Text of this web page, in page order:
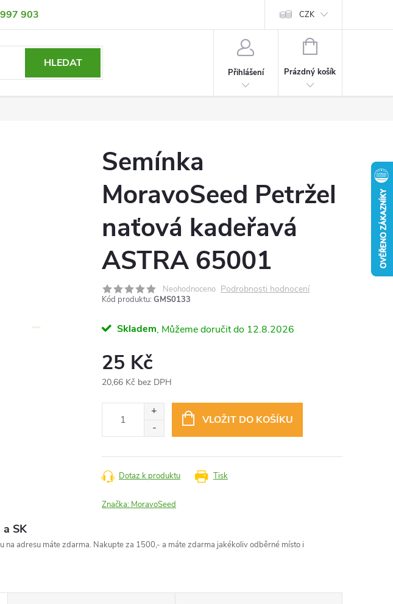
903
ochrany osobních údajů CZK
HLEDAT
Přihlášení
NÁKUPNÍ
Prázdný košík
Semínka
MoravoSeed Petržel
naťová kadeřavá
ASTRA 65001
Neohodnoceno Podrobnosti hodnocení
Kód produktu: GMS0133
Skladem 12.8.2026
25 Kč
20,66 Kč bez DPH
VLOŽIT DO KOŠÍKU
Tisk
Dotaz k produktu
Značka: MoravoSeed
SK
na adresu máte zdarma. Nakupte za 1500,- a máte zdarma jakékoliv odběrné místo i